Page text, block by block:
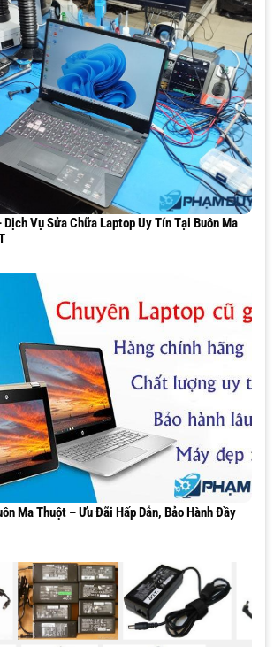
Vụ Sửa Chữa Laptop Uy Tín Tại Buôn Ma
Ma Thuột – Ưu Đãi Hấp Dẫn, Bảo Hành Đầy